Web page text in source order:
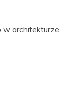
w architekturze